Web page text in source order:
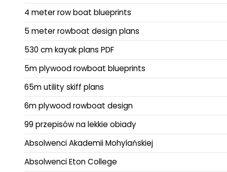
4 meter row boat blueprints
5 meter rowboat design plans
530 cm kayak plans PDF
5m plywood rowboat blueprints
65m utility skiff plans
6m plywood rowboat design
99 przepisów na lekkie obiady
Absolwenci Akademii Mohylańskiej
Absolwenci Eton College